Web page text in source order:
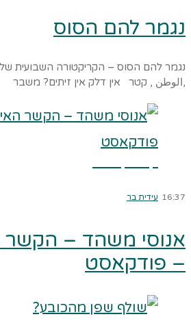
נגמר להם הסוס
נגמר להם הסוס – הקריקטורה השבועית של
,الوطن , קטר אין דלק אין זיתים? משבר
16:37 עידית בר
אנוסי משהד – הקשר
– פודקאסט